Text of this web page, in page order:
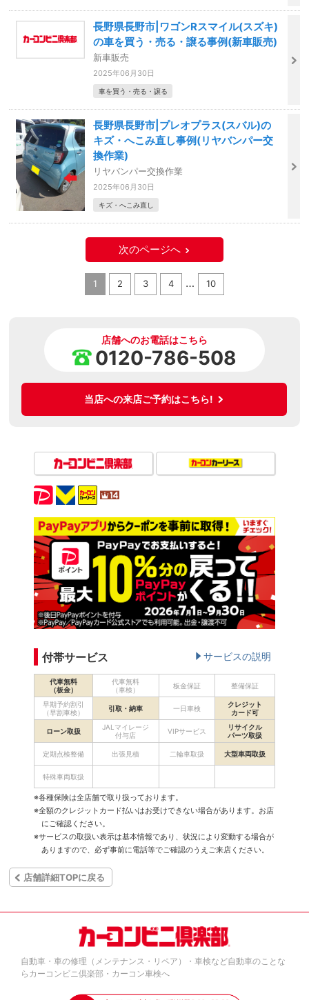
長野県長野市|ワゴンRスマイル(スズキ)
の車を買う・売る・譲る事例(新車販売)
新車販売
2025年06月30日
車を買う・売る・譲る
長野県長野市|プレオプラス(スバル)の
キズ・へこみ直し事例(リヤバンパー交
換作業)
リヤバンパー交換作業
2025年06月30日
キズ・へこみ直し
次のページへ
1 2 3 4 … 10
店舗へのお電話はこちら
0120-786-508
当店への来店ご予約はこちら!
付帯サービス サービスの説明
代車無料
（板金）
代車無料
（車検）
板金保証 整備保証
早期予約割引
（早割車検）
引取・納車 一日車検
クレジット
カード可
ローン取扱
JALマイレージ
付与店
VIPサービス
リサイクル
パーツ取扱
定期点検整備 出張見積 二輪車取扱 大型車両取扱
特殊車両取扱
※各種保険は全店舗で取り扱っております。
※全額のクレジットカード払いはお受けできない場合があります。お店
にご確認ください。
※サービスの取扱い表示は基本情報であり、状況により変動する場合が
ありますので、必ず事前に電話等でご確認のうえご来店ください。
店舗詳細TOPに戻る
自動車・車の修理（メンテナンス・リペア）・車検など自動車のことな
らカーコンビニ倶楽部・カーコン車検へ